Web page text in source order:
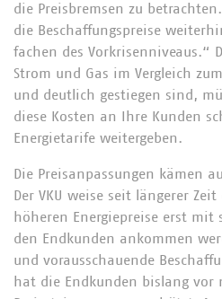
die Preisbremsen zu
die Beschaffungspreise
fachen des Vorkrisenniveaus.“
Strom und Gas im Vergleich
und deutlich gestiegen sind,
diese Kosten an Ihre Kunden
Energietarife weitergeben.
Die Preisanpassungen kämen
Der VKU weise seit längerer
höheren Energiepreise erst mit
den Endkunden ankommen
und vorausschauende
hat die Endkunden bislang vor